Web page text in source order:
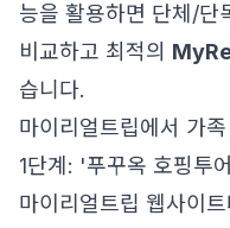
능을 활용하면 단체/단
비교하고 최적의
습니다.
마이리얼트립에서 가
1단계: '푸꾸옥 호핑투
마이리얼트립 웹사이